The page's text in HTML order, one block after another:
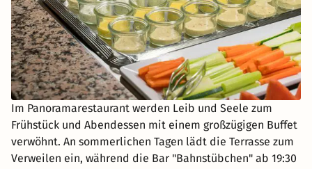
Im Panoramarestaurant werden Leib und Seele zum
Frühstück und Abendessen mit einem großzügigen Buffet
verwöhnt. An sommerlichen Tagen lädt die Terrasse zum
Verweilen ein, während die Bar "Bahnstübchen" ab 19:30